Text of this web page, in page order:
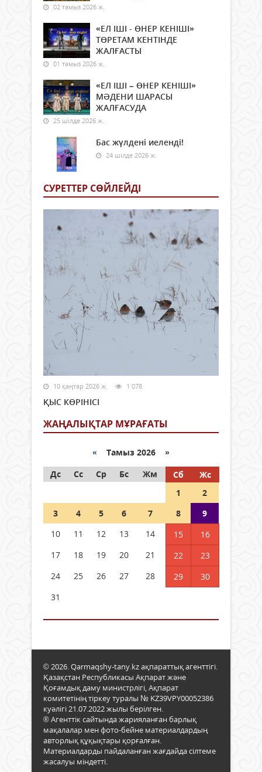
02 тамыз 2026 ж.
«ЕЛ ІШІ - ӨНЕР КЕНІШІ»
ТӨРЕТАМ КЕНТІНДЕ
ЖАЛҒАСТЫ
01 тамыз 2026 ж.
«ЕЛ ІШІ – ӨНЕР КЕНІШІ»
МӘДЕНИ ШАРАСЫ
ЖАЛҒАСУДА
25 шілде 2026 ж.
Бас жүлдені иеленді!
24 шілде 2026 ж.
СУРЕТТЕР СӨЙЛЕЙДI
10 қаңтар 2026 ж. 1 078
ҚЫС КӨРІНІСІ
ЖАҢАЛЫҚТАР МҰРАҒАТЫ
« Тамыз 2026 »
Дс
Сс Ср Бс Жм Сб
Жс
1
2
3
4 5 6 7 8
9
10
11 12 13 14 15
16
17
18 19 20 21 22
23
24
25 26 27 28 29
30
31
© 2026. Qarmaqshy-tany.kz ақпараттық агенттігі.
Қазақстан Республикасы Ақпарат және
Қоғамдық даму министрлігі, Ақпарат
комитетінің тіркеу туралы № KZ39VPY00052386
куәлігі 21.07.2022 жылы берілген.
® Агенттік сайтында жарияланған барлық
мақалалар мен фото-бейне материалдардың
авторлық құқықтары қорғалған.
Материалдарды пайдаланған жағдайда сілтеме
жасалуы міндетті.